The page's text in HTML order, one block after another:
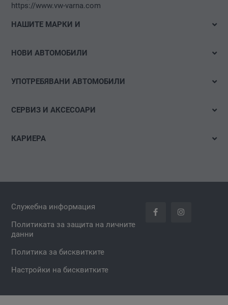
https://www.vw-varna.com
НАШИТЕ МАРКИ И
Volkswagen Лекотоварни автомобили
НОВИ АВТОМОБИЛИ
Тестово шофиране
Конфигуриране
УПОТРЕБЯВАНИ АВТОМОБИЛИ
Детайлно търсене
СЕРВИЗ И АКСЕСОАРИ
Час за сервиз
Проверка за налични резервни части и аксесоари
КАРИЕРА
Служебна информация
Политиката за защита на личните
данни
Политика за бисквитките
Настройки на бисквитките